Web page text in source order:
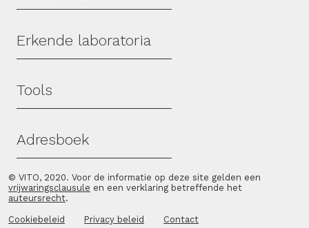
Erkende laboratoria
Tools
Adresboek
© VITO, 2020. Voor de informatie op deze site gelden een
vrijwaringsclausule en een verklaring betreffende het
auteursrecht.
Cookiebeleid Privacy beleid Contact